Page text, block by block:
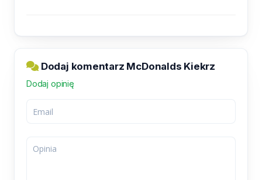
Dodaj komentarz McDonalds Kiekrz
Dodaj opinię